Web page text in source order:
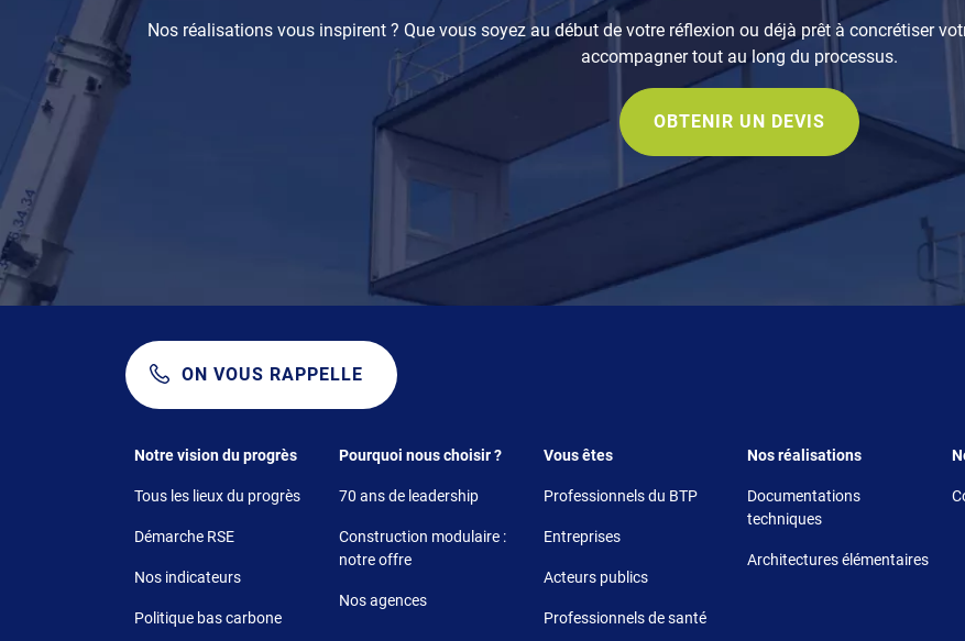
Nos réalisations vous inspirent ? Que vous soyez au début de votre réflexion ou déjà prêt à concrétiser
accompagner tout au long du processus.
OBTENIR UN DEVIS
ON VOUS RAPPELLE
Footer 1
Notre vision du progrès
Tous les lieux du progrès
Démarche RSE
Nos indicateurs
Politique bas carbone
Footer 2
Pourquoi nous choisir ?
70 ans de leadership
Construction modulaire :
notre offre
Nos agences
Footer 3
Vous êtes
Professionnels du BTP
Entreprises
Acteurs publics
Professionnels de santé
Footer 4
Nos réalisations
Documentations
techniques
Architectures élémentaires